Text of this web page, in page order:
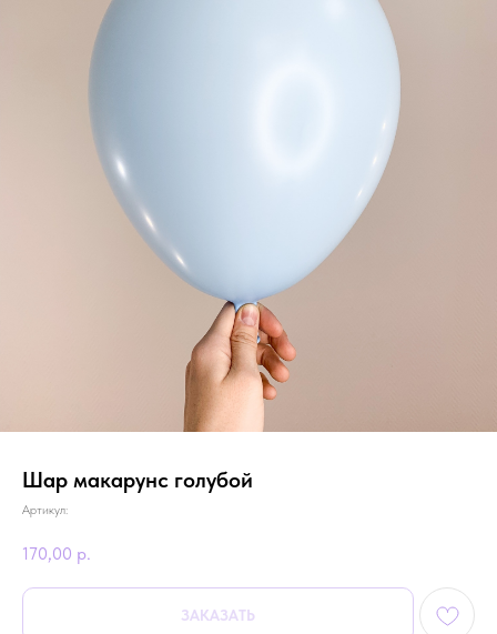
Шар макарунс голубой
Артикул:
170,00 р.
ЗАКАЗАТЬ